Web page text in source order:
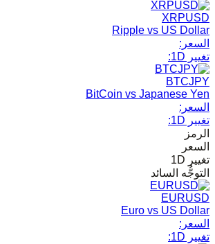
XRPUSD
Ripple vs US Dollar
السعر:
تغيير 1D:
BTCJPY
BitCoin vs Japanese Yen
السعر:
تغيير 1D:
الرمز
السعر
تغيير 1D
التوجُّه السائد
EURUSD
Euro vs US Dollar
السعر:
تغيير 1D: